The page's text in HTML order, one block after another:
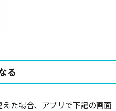
る
た場合、アプリで下記の画面